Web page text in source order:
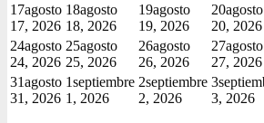
17agosto
17, 2026
18agosto
18, 2026
19agosto
19, 2026
20agosto
20, 2026
24agosto
24, 2026
25agosto
25, 2026
26agosto
26, 2026
27agosto
27, 2026
31agosto
31, 2026
1septiembre
1, 2026
2septiembre
2, 2026
3
3, 2026